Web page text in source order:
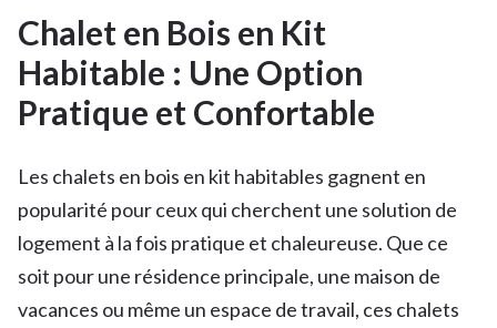
Chalet en Bois en Kit
Habitable : Une Option
Pratique et Confortable
Les chalets en bois en kit habitables gagnent en
popularité pour ceux qui cherchent une solution de
logement à la fois pratique et chaleureuse. Que ce
soit pour une résidence principale, une maison de
vacances ou même un espace de travail, ces chalets